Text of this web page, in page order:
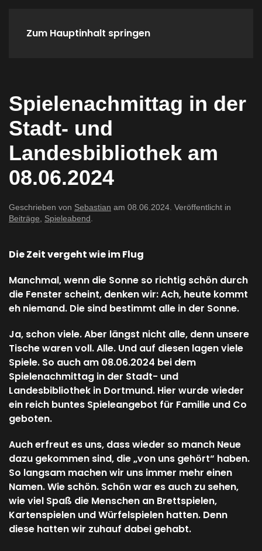
Zum Hauptinhalt springen
Home
Spielenachmittag in der
Stadt- und
Landesbibliothek am
08.06.2024
Geschrieben von Sebastian am 08.06.2024. Veröffentlicht in
Beiträge, Spieleabend.
Die Zeit vergeht wie im Flug
Manchmal, wenn die Sonne so richtig schön durch
die Fenster scheint, denken wir: Ach, heute kommt
eh niemand. Die sind bestimmt alle in der Sonne.
Ja, schon viele. Aber längst nicht alle, denn unsere
Tische waren voll. Alle. Und auf diesen lagen viele
Spiele. So auch am 08.06.2024 bei dem
Spielenachmittag in der Stadt- und
Landesbibliothek in Dortmund. Hier wurde wieder
ein reich buntes Spieleangebot für Familie und Co
geboten.
Auch erfreut es uns, dass wieder so manch Neue
dazu gekommen sind, die „von uns gehört“ haben.
So langsam machen wir uns immer mehr einen
Namen. Wie schön. Schön war es auch zu sehen,
wie viel Spaß die Menschen an Brettspielen,
Kartenspielen und Würfelspielen hatten. Denn
diese hatten wir zuhauf dabei gehabt.